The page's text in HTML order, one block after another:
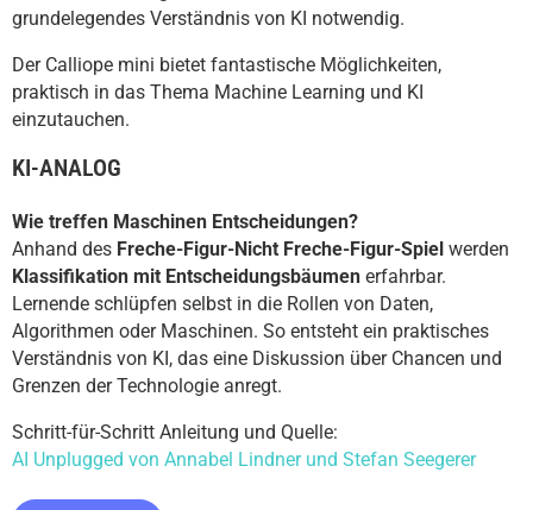
Hilfe
grundelegendes Verständnis von KI notwendig.
Der Calliope mini bietet fantastische Möglichkeiten,
praktisch in das Thema Machine Learning und KI
einzutauchen.
KI-ANALOG
Wie treffen Maschinen Entscheidungen?
Anhand des Freche-Figur-Nicht Freche-Figur-Spiel werden
Klassifikation mit Entscheidungsbäumen erfahrbar.
Lernende schlüpfen selbst in die Rollen von Daten,
Algorithmen oder Maschinen. So entsteht ein praktisches
Verständnis von KI, das eine Diskussion über Chancen und
Grenzen der Technologie anregt.
Schritt-für-Schritt Anleitung und Quelle:
AI Unplugged von Annabel Lindner und Stefan Seegerer